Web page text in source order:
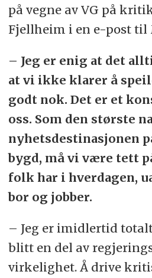
på vegne av VG på
Fjellheim i en e-post til
– Jeg er enig at det
at vi ikke klarer å
godt nok. Det er et
oss. Som den største
nyhetsdestinasjonen
bygd, må vi være tett
folk har i hverdagen,
bor og jobber.
– Jeg er imidlertid
blitt en del av
virkelighet. Å drive